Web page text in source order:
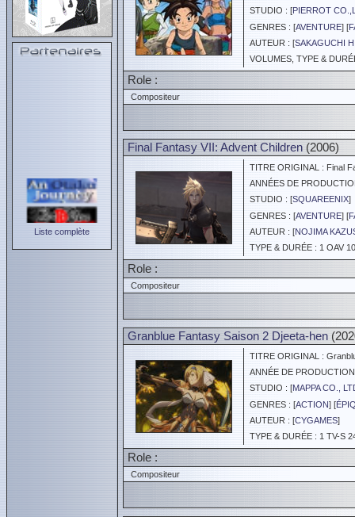
Liste complète
STUDIO : [PIERROT
GENRES : [AVENTURE] [
AUTEUR : [SAKAGUCHI
VOLUMES, TYPE &
Role :
Compositeur
Final Fantasy VII: Advent Children (2006)
TITRE ORIGINAL : Final
ANNÉES DE
STUDIO : [SQUAREENIX]
GENRES : [AVENTURE] [
AUTEUR : [NOJIMA
TYPE & DURÉE : 1 OAV
Role :
Compositeur
Granblue Fantasy Saison 2 Djeeta-hen
TITRE ORIGINAL :
ANNÉE DE
STUDIO : [MAPPA CO.,
GENRES : [ACTION] [
AUTEUR : [CYGAMES]
TYPE & DURÉE : 1 TV-S
Role :
Compositeur